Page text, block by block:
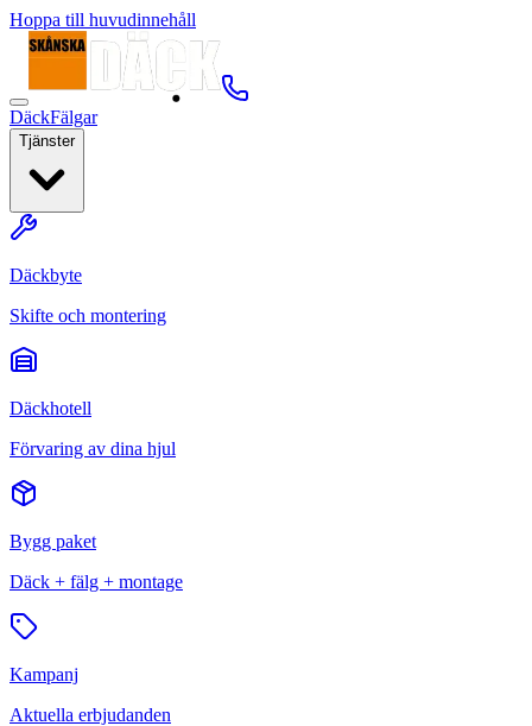
Hoppa till huvudinnehåll
DäckFälgar
Tjänster
Däckbyte
Skifte och montering
Däckhotell
Förvaring av dina hjul
Bygg paket
Däck + fälg + montage
Kampanj
Aktuella erbjudanden